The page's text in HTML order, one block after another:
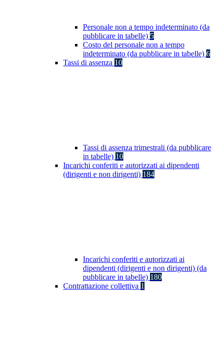
Personale non a tempo indeterminato (da
pubblicare in tabelle) 5
Costo del personale non a tempo
indeterminato (da pubblicare in tabelle) 6
Tassi di assenza 10
Tassi di assenza trimestrali (da pubblicare
in tabelle) 10
Incarichi conferiti e autorizzati ai dipendenti
(dirigenti e non dirigenti) 184
Incarichi conferiti e autorizzati ai
dipendenti (dirigenti e non dirigenti) (da
pubblicare in tabelle) 180
Contrattazione collettiva 1